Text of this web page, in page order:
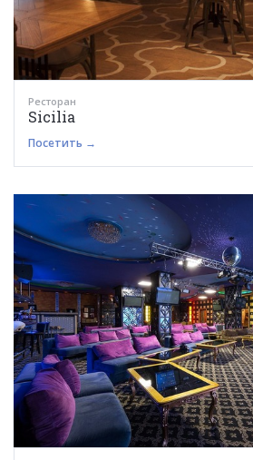
Ресторан
Sicilia
Посетить →